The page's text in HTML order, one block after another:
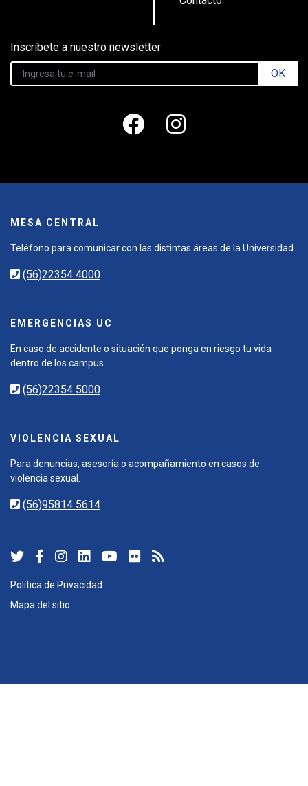
Inscríbete a nuestro newsletter
OK
MESA CENTRAL
Teléfono para comunicar con las distintas áreas de la Universidad.
(56)22354 4000
EMERGENCIAS UC
En caso de accidente o situación que ponga en riesgo tu vida
dentro de los campus.
(56)22354 5000
VIOLENCIA SEXUAL
Para denuncias, asesoría o acompañamiento en casos de
violencia sexual.
(56)95814 5614
Política de Privacidad
Mapa del sitio